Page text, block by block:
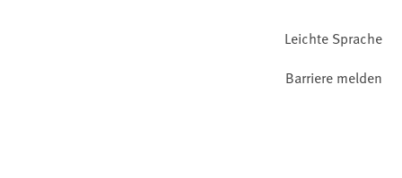
Leichte Sprache
Barriere melden